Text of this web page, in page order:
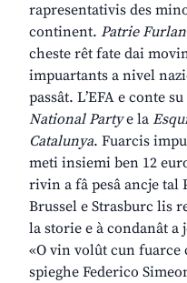
rapresentativis des
continent. Patrie
cheste rêt fate dai
impuartants a nivel
passât. L’EFA e conte
National Partye la
Catalunya. Fuarcis
meti insiemi ben 12
rivin a fâ pesâ ancje tal
Brussel e Strasburc lis
la storie e à condanât a
«O vin volût cun fuarce
spieghe Federico